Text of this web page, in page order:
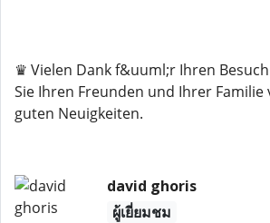
♛ Vielen Dank f&uuml;r Ihren
Sie Ihren Freunden und Ihrer Familie
guten Neuigkeiten.
david ghoris
ผู้เยี่ยมชม